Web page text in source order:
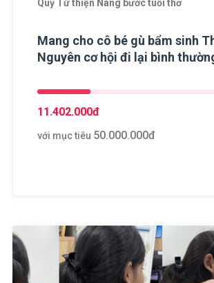
Quỹ Từ thiện Nâng bước tuổi thơ
Mang cho cô bé gù bẩm sinh
Nguyên cơ hội đi lại bình
11.402.000đ
với mục tiêu 50.000.000đ